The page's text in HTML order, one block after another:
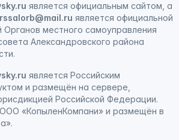
является официальным сайтом, а
rssalorb@mail.ru является официальной
Органов местного самоуправления
Александровского района
является Российским
и размещён на сервере,
Российской Федерации.
«КопыленКомпани» и размещён в